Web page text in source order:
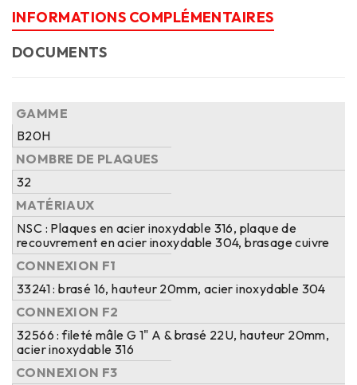
INFORMATIONS COMPLÉMENTAIRES
DOCUMENTS
GAMME
B20H
NOMBRE DE PLAQUES
32
MATÉRIAUX
NSC : Plaques en acier inoxydable 316, plaque de
recouvrement en acier inoxydable 304, brasage cuivre
CONNEXION F1
33241 : brasé 16, hauteur 20mm, acier inoxydable 304
CONNEXION F2
32566 : fileté mâle G 1" A & brasé 22U, hauteur 20mm,
acier inoxydable 316
CONNEXION F3